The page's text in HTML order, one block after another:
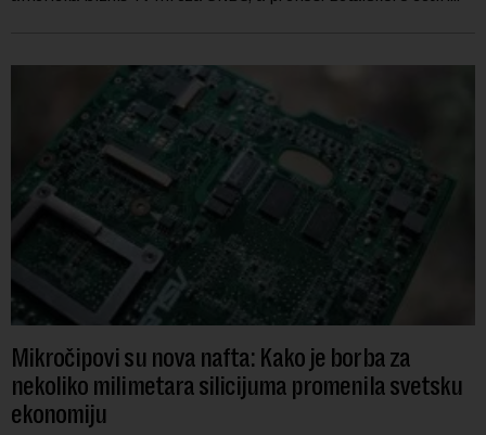
Mikročipovi su nova nafta: Kako je borba za
nekoliko milimetara silicijuma promenila svetsku
ekonomiju